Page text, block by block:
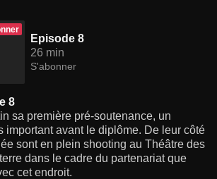
Episode 8
26 min
S'abonner
8
sa première pré-soutenance, un
important avant le diplôme. De leur côté
sont en plein shooting au Théâtre des
dans le cadre du partenariat que
cet endroit.